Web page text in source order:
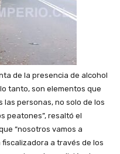
de la presencia de alcohol
tanto, son elementos que
las personas, no solo de los
peatones”, resaltó el
“nosotros vamos a
a través de los